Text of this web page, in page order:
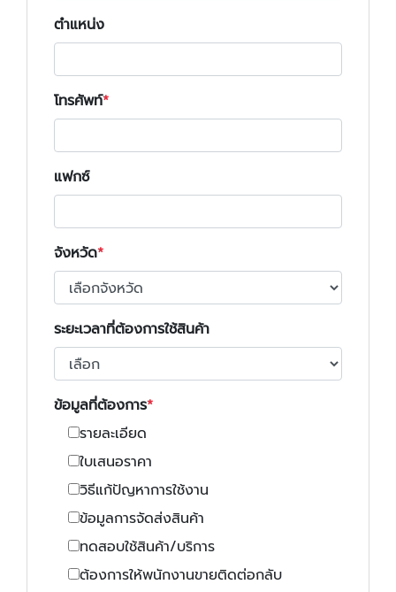
ตำแหน่ง
โทรศัพท์
แฟกซ์
จังหวัด
ระยะเวลาที่ต้องการใช้สินค้า
ข้อมูลที่ต้องการ
รายละเอียด
ใบเสนอราคา
วิธีแก้ปัญหาการใช้งาน
ข้อมูลการจัดส่งสินค้า
ทดสอบใช้สินค้า/บริการ
ต้องการให้พนักงานขายติดต่อกลับ